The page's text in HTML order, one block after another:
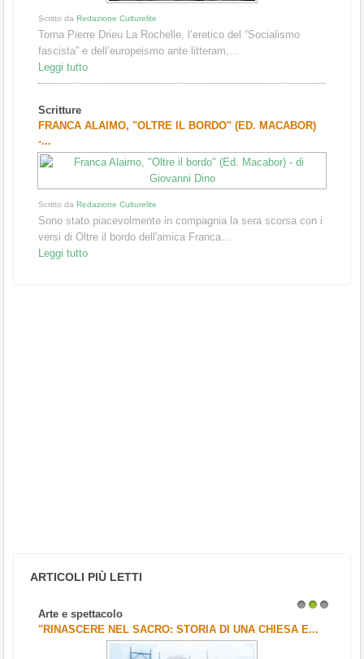
Scritto da Redazione Culturelite
Torna Pierre Drieu La Rochelle, l’eretico del “Socialismo
fascista” e dell’europeismo ante litteram,...
Leggi tutto
Scritture
FRANCA ALAIMO, "OLTRE IL BORDO" (ED. MACABOR)
-...
Scritto da Redazione Culturelite
Sono stato piacevolmente in compagnia la sera scorsa con i
versi di Oltre il bordo dell'amica Franca...
Leggi tutto
ARTICOLI PIÙ LETTI
Arte e spettacolo
"RINASCERE NEL SACRO: STORIA DI UNA CHIESA E...